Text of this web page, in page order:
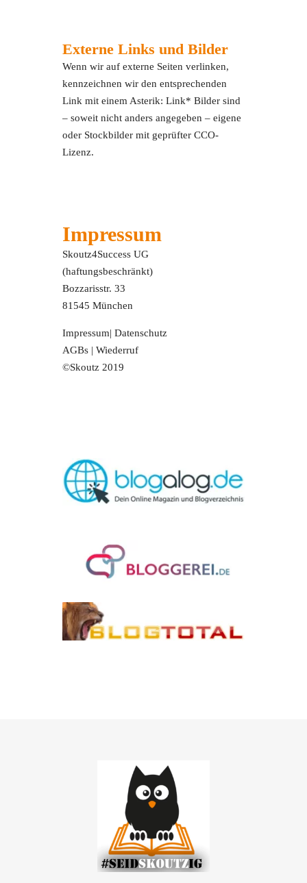
Externe Links und Bilder
Wenn wir auf externe Seiten verlinken,
kennzeichnen wir den entsprechenden
Link mit einem Asterik: Link* Bilder sind
– soweit nicht anders angegeben – eigene
oder Stockbilder mit geprüfter CCO-
Lizenz.
Impressum
Skoutz4Success UG
(haftungsbeschränkt)
Bozzarisstr. 33
81545 München
Impressum|Datenschutz
AGBs |Wiederruf
©Skoutz 2019